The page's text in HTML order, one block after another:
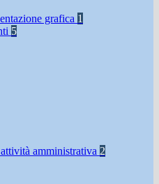
grafica 1
5
amministrativa 2